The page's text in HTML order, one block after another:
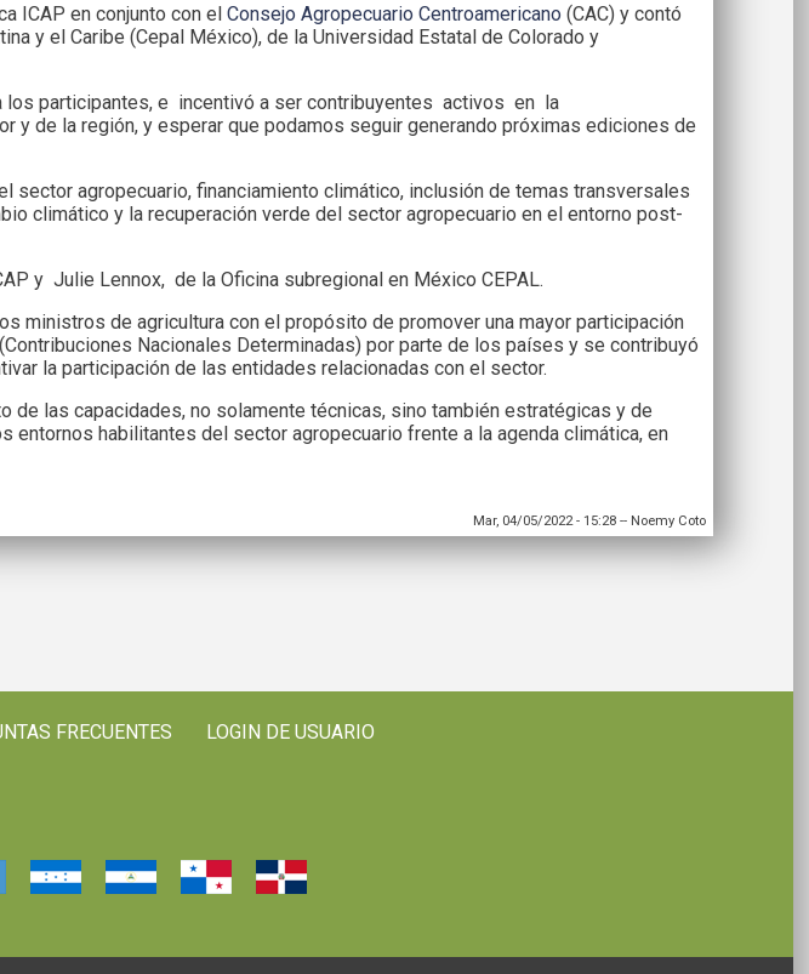
ICAP en conjunto con elConsejo Agropecuario Centroamericano (CAC) y contó
y el Caribe (Cepal México), de la Universidad Estatal de Colorado y
los participantes, e incentivó a ser contribuyentes activos en la
de la región, y esperar que podamos seguir generando próximas ediciones de
agropecuario, financiamiento climático, inclusión de temas transversales
climático y la recuperación verde del sector agropecuario en el entorno post-
y Julie Lennox, de la Oficina subregional en México CEPAL.
ministros de agricultura con el propósito de promover una mayor participación
Nacionales Determinadas) por parte de los países y se contribuyó
la participación de las entidades relacionadas con el sector.
las capacidades, no solamente técnicas, sino también estratégicas y de
habilitantes del sector agropecuario frente a la agenda climática, en
Mar, 04/05/2022 - 15:28 -- Noemy Coto
FRECUENTES LOGIN DE USUARIO